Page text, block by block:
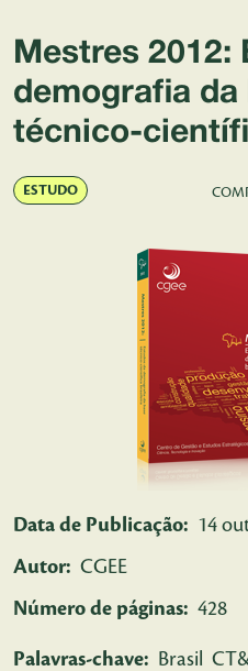
Mestres 2012:
demografia da
técnico-
ESTUDO
Data de Publicação: 14
Autor: CGEE
Número de páginas: 428
Palavras-chave: Brasil